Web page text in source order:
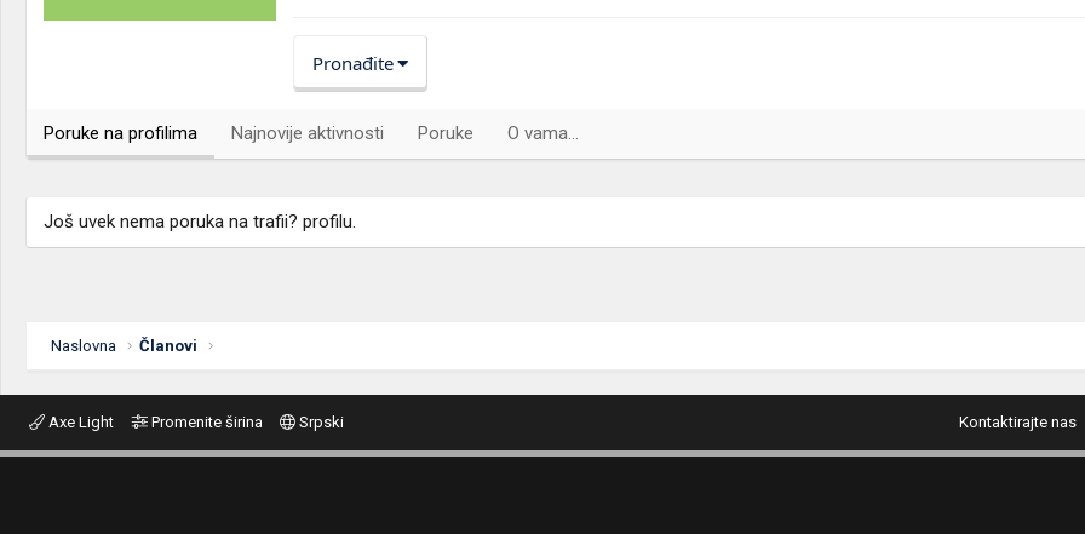
Pronađite
Poruke na profilima Najnovije aktivnosti Poruke O vama...
Još uvek nema poruka na trafii? profilu.
Naslovna Članovi
Axe Light Promenite širina Srpski Kontaktirajte nas